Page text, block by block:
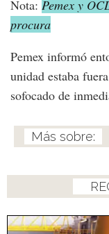
Nota: Pemex y
procura
Pemex informó
unidad estaba
sofocado de